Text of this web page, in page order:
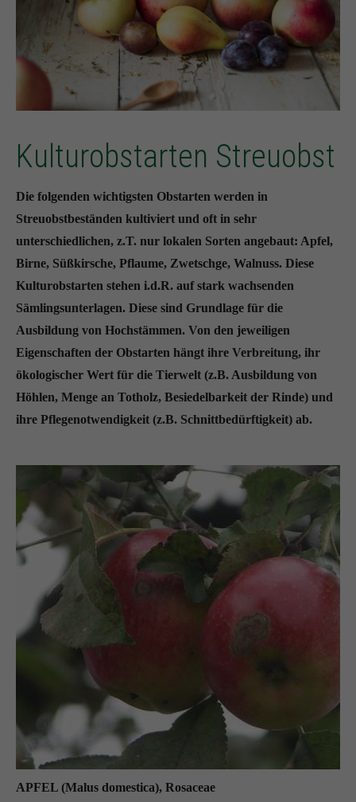
Kulturobstarten Streuobst
Die folgenden wichtigsten Obstarten werden in
Streuobstbeständen kultiviert und oft in sehr
unterschiedlichen, z.T. nur lokalen Sorten angebaut: Apfel,
Birne, Süßkirsche, Pflaume, Zwetschge, Walnuss. Diese
Kulturobstarten stehen i.d.R. auf stark wachsenden
Sämlingsunterlagen. Diese sind Grundlage für die
Ausbildung von Hochstämmen. Von den jeweiligen
Eigenschaften der Obstarten hängt ihre Verbreitung, ihr
ökologischer Wert für die Tierwelt (z.B. Ausbildung von
Höhlen, Menge an Totholz, Besiedelbarkeit der Rinde) und
ihre Pflegenotwendigkeit (z.B. Schnittbedürftigkeit) ab.
APFEL (Malus domestica), Rosaceae